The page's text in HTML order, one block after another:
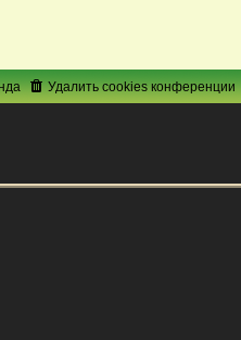
Удалить cookies конференции